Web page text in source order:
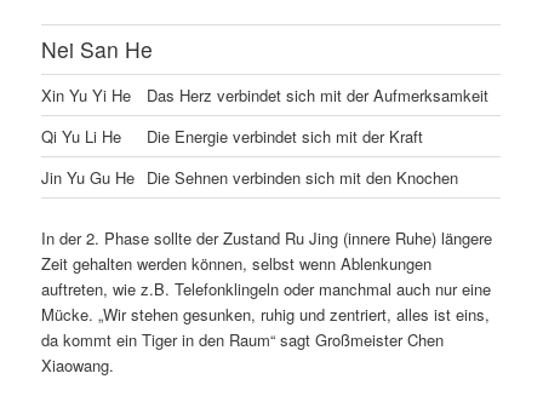
Nei San He
Xin Yu Yi He
Das Herz verbindet sich mit der Aufmerksamkeit
Qi Yu Li He
Die Energie verbindet sich mit der Kraft
Jin Yu Gu He Die Sehnen verbinden sich mit den Knochen
In der 2. Phase sollte der Zustand Ru Jing (innere Ruhe) längere
Zeit gehalten werden können, selbst wenn Ablenkungen
auftreten, wie z.B. Telefonklingeln oder manchmal auch nur eine
Mücke. „Wir stehen gesunken, ruhig und zentriert, alles ist eins,
da kommt ein Tiger in den Raum“ sagt Großmeister Chen
Xiaowang.